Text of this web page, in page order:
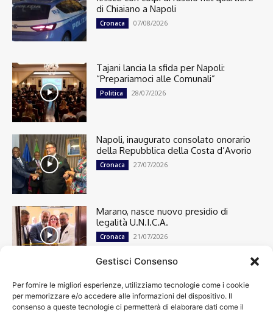
Gestisci Consenso
Per fornire le migliori esperienze, utilizziamo tecnologie come i cookie
per memorizzare e/o accedere alle informazioni del dispositivo. Il
consenso a queste tecnologie ci permetterà di elaborare dati come il
di Chiaiano a Napoli
Cronaca 07/08/2026
Tajani lancia la sfida per Napoli:
“Prepariamoci alle Comunali”
Politica 28/07/2026
Napoli, inaugurato consolato onorario
della Repubblica della Costa d’Avorio
Cronaca 27/07/2026
Marano, nasce nuovo presidio di
legalità U.N.I.C.A.
Cronaca 21/07/2026
Cronaca
13498
Attualità
7303